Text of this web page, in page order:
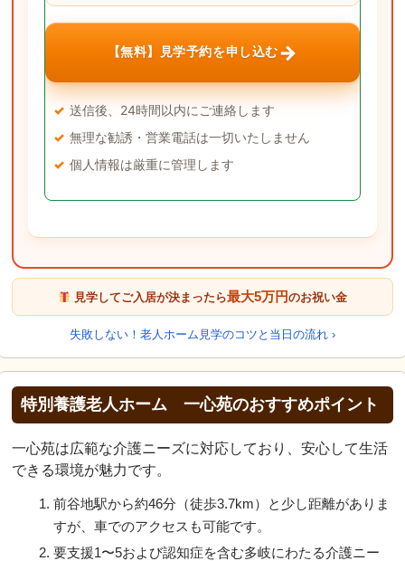
【無料】見学予約を申し込む→
送信後、24時間以内にご連絡します
無理な勧誘・営業電話は一切いたしません
個人情報は厳重に管理します
見学してご入居が決まったら最大5万円のお祝い金
失敗しない！老人ホーム見学のコツと当日の流れ ›
特別養護老人ホーム 一心苑のおすすめポイント
一心苑は広範な介護ニーズに対応しており、安心して生活
できる環境が魅力です。
前谷地駅から約46分（徒歩3.7km）と少し距離がありま
すが、車でのアクセスも可能です。
要支援1〜5および認知症を含む多岐にわたる介護ニー